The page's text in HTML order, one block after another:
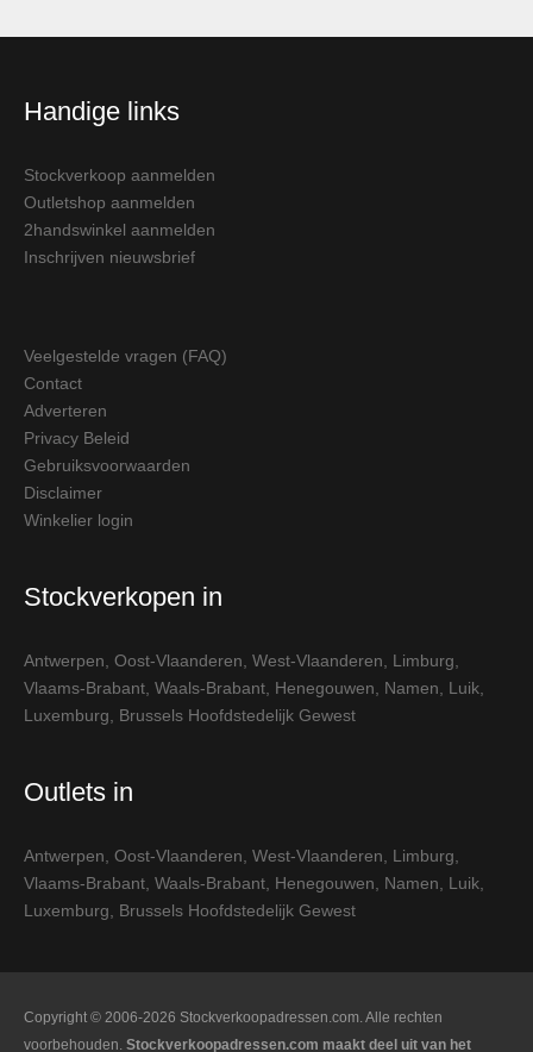
Handige links
Stockverkoop aanmelden
Outletshop aanmelden
2handswinkel aanmelden
Inschrijven nieuwsbrief
Veelgestelde vragen (FAQ)
Contact
Adverteren
Privacy Beleid
Gebruiksvoorwaarden
Disclaimer
Winkelier login
Stockverkopen in
Antwerpen Oost-Vlaanderen West-Vlaanderen Limburg
Vlaams-Brabant Waals-Brabant Henegouwen Namen Luik
Luxemburg
Brussels Hoofdstedelijk Gewest
Outlets in
Antwerpen Oost-Vlaanderen West-Vlaanderen Limburg
Vlaams-Brabant Waals-Brabant Henegouwen Namen Luik
Luxemburg
Brussels Hoofdstedelijk Gewest
Copyright © 2006-2026 Stockverkoopadressen.com. Alle rechten
voorbehouden. Stockverkoopadressen.com maakt deel uit van het